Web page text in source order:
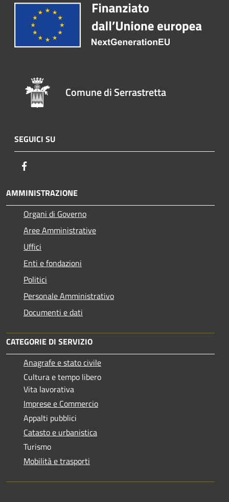
Comune di Serrastretta
SEGUICI SU
AMMINISTRAZIONE
Organi di Governo
Aree Amministrative
Uffici
Enti e fondazioni
Politici
Personale Amministrativo
Documenti e dati
CATEGORIE DI SERVIZIO
Anagrafe e stato civile
Cultura e tempo libero
Vita lavorativa
Imprese e Commercio
Appalti pubblici
Catasto e urbanistica
Turismo
Mobilità e trasporti